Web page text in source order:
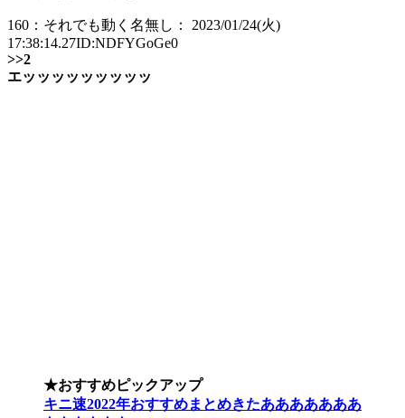
160：それでも動く名無し： 2023/01/24(火)
17:38:14.27ID:NDFYGoGe0
>>2
エッッッッッッッッッ
★おすすめピックアップ
キニ速2022年おすすめまとめきたあああああああ